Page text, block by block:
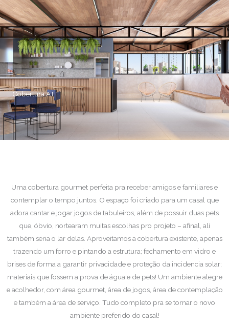
Cobertura AT
Uma cobertura gourmet perfeita pra receber amigos e familiares e
contemplar o tempo juntos. O espaço foi criado para um casal que
adora cantar e jogar jogos de tabuleiros, além de possuir duas pets
que, óbvio, nortearam muitas escolhas pro projeto – afinal, ali
também seria o lar delas. Aproveitamos a cobertura existente, apenas
trazendo um forro e pintando a estrutura; fechamento em vidro e
brises de forma a garantir privacidade e proteção da incidencia solar;
materiais que fossem a prova de água e de pets! Um ambiente alegre
e acolhedor, com área gourmet, área de jogos, área de contemplação
e também a área de serviço. Tudo completo pra se tornar o novo
ambiente preferido do casal!